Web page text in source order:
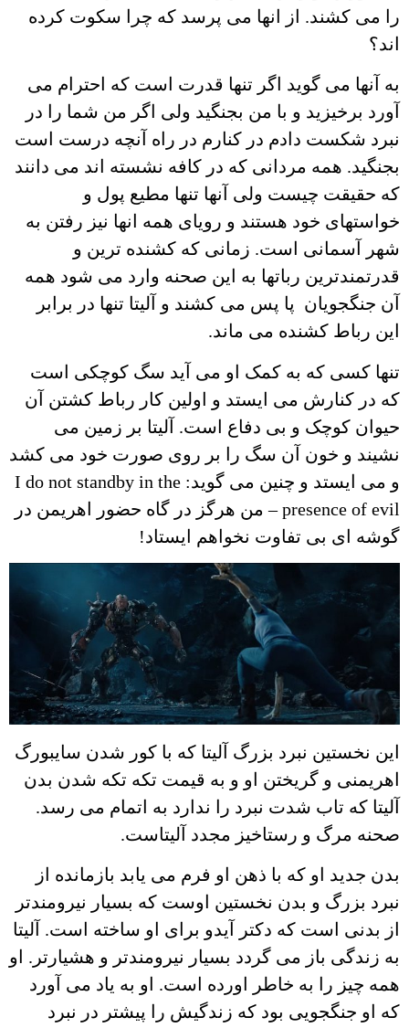
را می کشند. از انها می پرسد که چرا سکوت کرده
اند؟
به آنها می گوید اگر تنها قدرت است که احترام می
آورد برخیزید و با من بجنگید ولی اگر من شما را در
نبرد شکست دادم در کنارم در راه آنچه درست است
بجنگید. همه مردانی که در کافه نشسته اند می دانند
که حقیقت چیست ولی آنها تنها مطیع پول و
خواستهای خود هستند و رویای همه انها نیز رفتن به
شهر آسمانی است. زمانی که کشنده ترین و
قدرتمندترین رباتها به این صحنه وارد می شود همه
آن جنگجویان پا پس می کشند و آلیتا تنها در برابر
این رباط کشنده می ماند.
تنها کسی که به کمک او می آید سگ کوچکی است
که در کنارش می ایستد و اولین کار رباط کشتن آن
حیوان کوچک و بی دفاع است. آلیتا بر زمین می
نشیند و خون آن سگ را بر روی صورت خود می کشد
و می ایستد و چنین می گوید: I do not standby in the
presence of evil – من هرگز در گاه حضور اهریمن در
گوشه ای بی تفاوت نخواهم ایستاد!
این نخستین نبرد بزرگ آلیتا که با کور شدن سایبورگ
اهریمنی و گریختن او و به قیمت تکه تکه شدن بدن
آلیتا که تاب شدت نبرد را ندارد به اتمام می رسد.
صحنه مرگ و رستاخیز مجدد آلیتاست.
بدن جدید او که با ذهن او فرم می یابد بازمانده از
نبرد بزرگ و بدن نخستین اوست که بسیار نیرومندتر
از بدنی است که دکتر آیدو برای او ساخته است. آلیتا
به زندگی باز می گردد بسیار نیرومندتر و هشیارتر. او
همه چیز را به خاطر اورده است. او به یاد می آورد
که او جنگجویی بود که زندگیش را پیشتر در نبرد